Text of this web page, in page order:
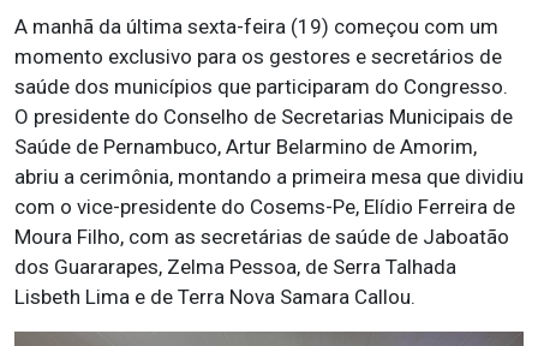
A manhã da última sexta-feira (19) começou com um
momento exclusivo para os gestores e secretários de
saúde dos municípios que participaram do Congresso.
O presidente do Conselho de Secretarias Municipais de
Saúde de Pernambuco, Artur Belarmino de Amorim,
abriu a cerimônia, montando a primeira mesa que dividiu
com o vice-presidente do Cosems-Pe, Elídio Ferreira de
Moura Filho, com as secretárias de saúde de Jaboatão
dos Guararapes, Zelma Pessoa, de Serra Talhada
Lisbeth Lima e de Terra Nova Samara Callou.